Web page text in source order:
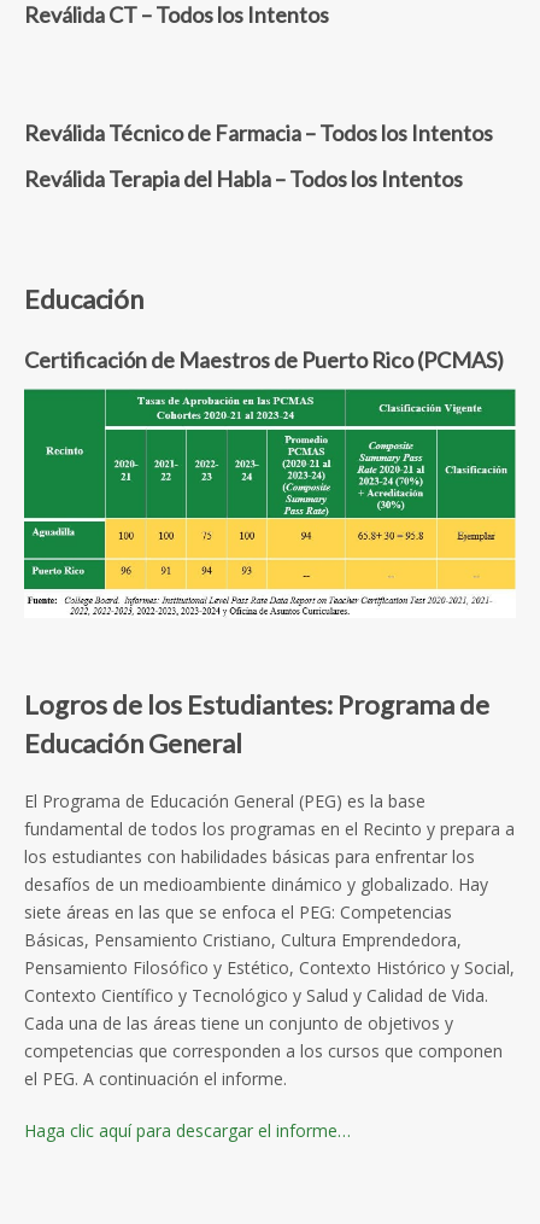
Reválida CT – Todos los Intentos
Reválida Técnico de Farmacia – Todos los Intentos
Reválida Terapia del Habla – Todos los Intentos
Educación
Certificación de Maestros de Puerto Rico (PCMAS)
Logros de los Estudiantes: Programa de
Educación General
El Programa de Educación General (PEG) es la base
fundamental de todos los programas en el Recinto y prepara a
los estudiantes con habilidades básicas para enfrentar los
desafíos de un medioambiente dinámico y globalizado. Hay
siete áreas en las que se enfoca el PEG: Competencias
Básicas, Pensamiento Cristiano, Cultura Emprendedora,
Pensamiento Filosófico y Estético, Contexto Histórico y Social,
Contexto Científico y Tecnológico y Salud y Calidad de Vida.
Cada una de las áreas tiene un conjunto de objetivos y
competencias que corresponden a los cursos que componen
el PEG. A continuación el informe.
Haga clic aquí para descargar el informe…